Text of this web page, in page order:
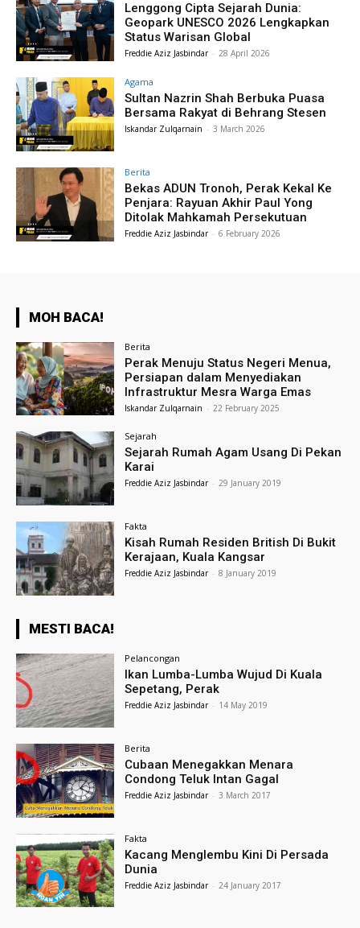
Lenggong Cipta Sejarah Dunia:
Geopark UNESCO 2026 Lengkapkan
Status Warisan Global
Freddie Aziz Jasbindar - 28 April 2026
Agama
Sultan Nazrin Shah Berbuka Puasa
Bersama Rakyat di Behrang Stesen
Iskandar Zulqarnain - 3 March 2026
Berita
Bekas ADUN Tronoh, Perak Kekal Ke
Penjara: Rayuan Akhir Paul Yong
Ditolak Mahkamah Persekutuan
Freddie Aziz Jasbindar - 6 February 2026
MOH BACA!
Berita
Perak Menuju Status Negeri Menua,
Persiapan dalam Menyediakan
Infrastruktur Mesra Warga Emas
Iskandar Zulqarnain - 22 February 2025
Sejarah
Sejarah Rumah Agam Usang Di Pekan
Karai
Freddie Aziz Jasbindar - 29 January 2019
Fakta
Kisah Rumah Residen British Di Bukit
Kerajaan, Kuala Kangsar
Freddie Aziz Jasbindar - 8 January 2019
MESTI BACA!
Pelancongan
Ikan Lumba-Lumba Wujud Di Kuala
Sepetang, Perak
Freddie Aziz Jasbindar - 14 May 2019
Berita
Cubaan Menegakkan Menara
Condong Teluk Intan Gagal
Freddie Aziz Jasbindar - 3 March 2017
Fakta
Kacang Menglembu Kini Di Persada
Dunia
Freddie Aziz Jasbindar - 24 January 2017